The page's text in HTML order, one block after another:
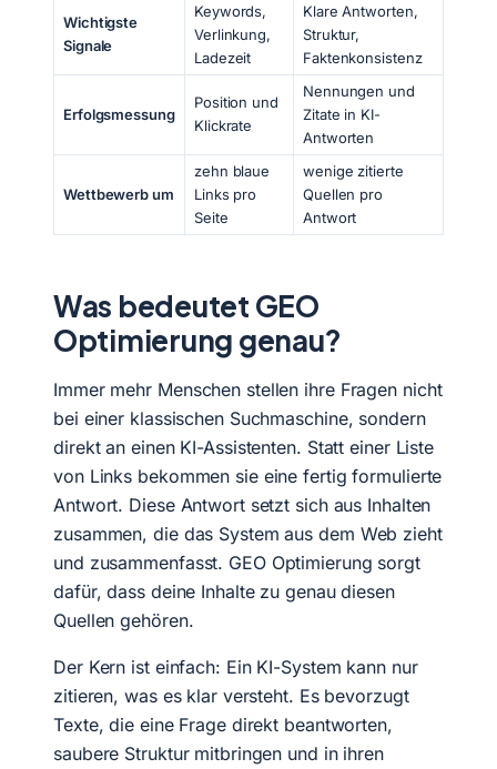
Wichtigste
Signale
Keywords,
Verlinkung,
Ladezeit
Klare Antworten,
Struktur,
Faktenkonsistenz
Erfolgsmessung
Position und
Klickrate
Nennungen und
Zitate in KI-
Antworten
Wettbewerb um
zehn blaue
Links pro
Seite
wenige zitierte
Quellen pro
Antwort
Was bedeutet GEO
Optimierung genau?
Immer mehr Menschen stellen ihre Fragen nicht
bei einer klassischen Suchmaschine, sondern
direkt an einen KI-Assistenten. Statt einer Liste
von Links bekommen sie eine fertig formulierte
Antwort. Diese Antwort setzt sich aus Inhalten
zusammen, die das System aus dem Web zieht
und zusammenfasst. GEO Optimierung sorgt
dafür, dass deine Inhalte zu genau diesen
Quellen gehören.
Der Kern ist einfach: Ein KI-System kann nur
zitieren, was es klar versteht. Es bevorzugt
Texte, die eine Frage direkt beantworten,
saubere Struktur mitbringen und in ihren